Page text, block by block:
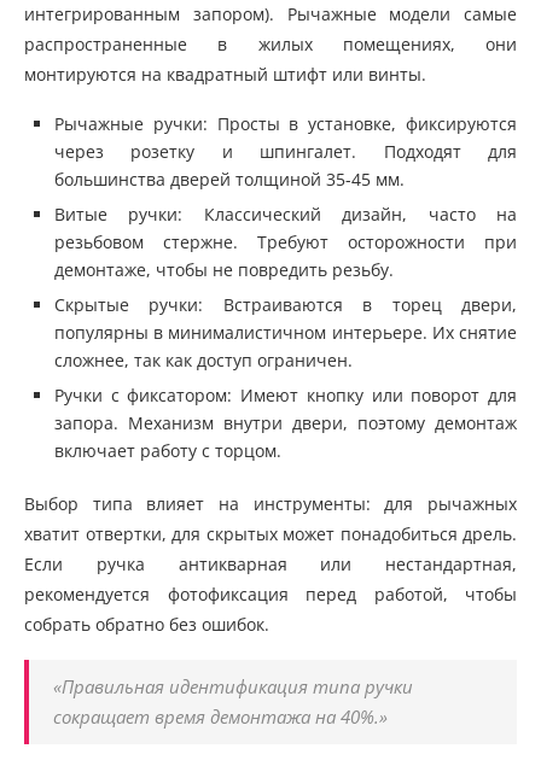
интегрированным запором). Рычажные модели самые
распространенные в жилых помещениях, они
монтируются на квадратный штифт или винты.
Рычажные ручки: Просты в установке, фиксируются
через розетку и шпингалет. Подходят для
большинства дверей толщиной 35-45 мм.
Витые ручки: Классический дизайн, часто на
резьбовом стержне. Требуют осторожности при
демонтаже, чтобы не повредить резьбу.
Скрытые ручки: Встраиваются в торец двери,
популярны в минималистичном интерьере. Их снятие
сложнее, так как доступ ограничен.
Ручки с фиксатором: Имеют кнопку или поворот для
запора. Механизм внутри двери, поэтому демонтаж
включает работу с торцом.
Выбор типа влияет на инструменты: для рычажных
хватит отвертки, для скрытых может понадобиться дрель.
Если ручка антикварная или нестандартная,
рекомендуется фотофиксация перед работой, чтобы
собрать обратно без ошибок.
«Правильная идентификация типа ручки
сокращает время демонтажа на 40%.»